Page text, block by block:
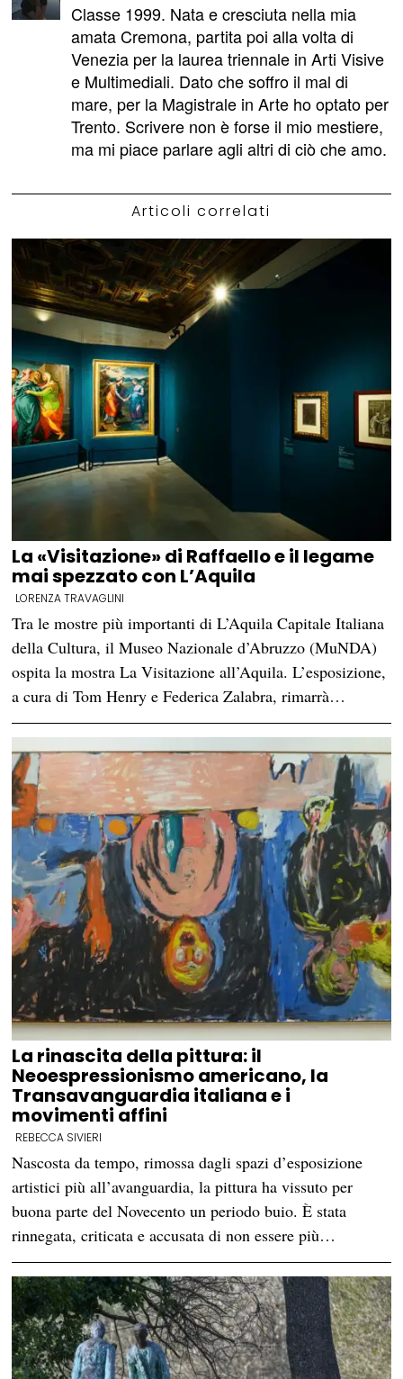
Classe 1999. Nata e cresciuta nella mia
amata Cremona, partita poi alla volta di
Venezia per la laurea triennale in Arti Visive
e Multimediali. Dato che soffro il mal di
mare, per la Magistrale in Arte ho optato per
Trento. Scrivere non è forse il mio mestiere,
ma mi piace parlare agli altri di ciò che amo.
Articoli correlati
La «Visitazione» di Raffaello e il legame
mai spezzato con L’Aquila
LORENZA TRAVAGLINI
Tra le mostre più importanti di L’Aquila Capitale Italiana
della Cultura, il Museo Nazionale d’Abruzzo (MuNDA)
ospita la mostra La Visitazione all’Aquila. L’esposizione,
a cura di Tom Henry e Federica Zalabra, rimarrà…
La rinascita della pittura: il
Neoespressionismo americano, la
Transavanguardia italiana e i
movimenti affini
REBECCA SIVIERI
Nascosta da tempo, rimossa dagli spazi d’esposizione
artistici più all’avanguardia, la pittura ha vissuto per
buona parte del Novecento un periodo buio. È stata
rinnegata, criticata e accusata di non essere più…